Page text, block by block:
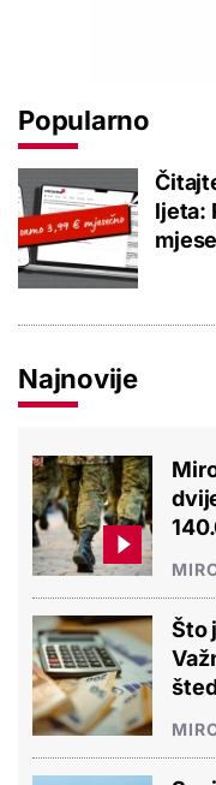
Popularno
ljeta:
Najnovije
Što